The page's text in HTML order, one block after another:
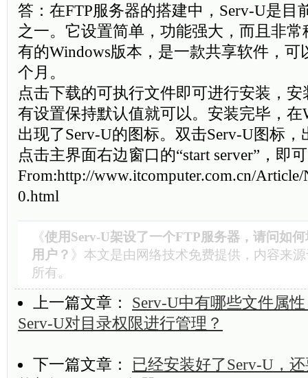
答：在FTP服务器的搭建中，Serv-U是目
之一。它设置简单，功能强大，而且非
有的Windows版本，是一款共享软件，可
个月。
点击下载的可执行文件即可进行安装，
有设置保持默认值就可以。安装完毕，在
出现了Serv-U的图标。双击Serv-U图标，
点击主界面右边窗口的“start server”，即
From:http://www.itcomputer.com.cn/
0.html
《使用Serv-U架设了一个FTP服务器，请问如
用户？ 》本文是由 网络技术免费提供，内容来
所有。
上一篇文章： Serv-U中有哪些文件属
Serv-U对目录权限进行管理？
下一篇文章： 已经安装好了Serv-U，